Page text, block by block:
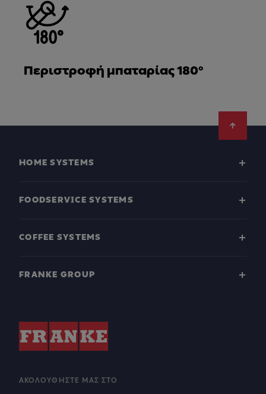
Περιστροφή μπαταρίας 180°
HOME SYSTEMS
FOODSERVICE SYSTEMS
COFFEE SYSTEMS
FRANKE GROUP
ΑΚΟΛΟΥΘΉΣΤΕ ΜΑΣ ΣΤΟ